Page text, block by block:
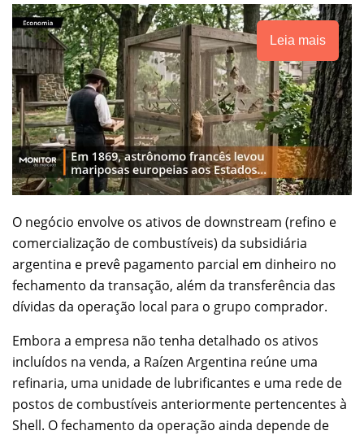
Leia mais
O negócio envolve os ativos de downstream (refino e
comercialização de combustíveis) da subsidiária
argentina e prevê pagamento parcial em dinheiro no
fechamento da transação, além da transferência das
dívidas da operação local para o grupo comprador.
Embora a empresa não tenha detalhado os ativos
incluídos na venda, a Raízen Argentina reúne uma
refinaria, uma unidade de lubrificantes e uma rede de
postos de combustíveis anteriormente pertencentes à
Shell. O fechamento da operação ainda depende de